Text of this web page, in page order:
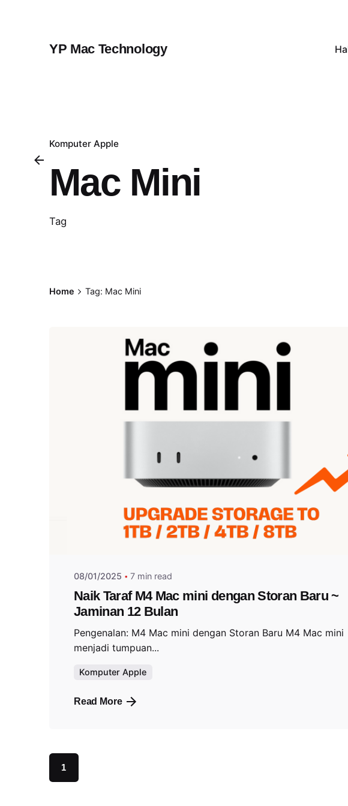
YP Mac Technology
Komputer Apple
Mac Mini
Tag
Home Tag: Mac Mini
Posted by
ypmac
08/01/2025 7 min read
Naik Taraf M4 Mac mini dengan Storan Baru ~
Jaminan 12 Bulan
Pengenalan: M4 Mac mini dengan Storan Baru M4 Mac mini
menjadi tumpuan...
Komputer Apple
Read More
1